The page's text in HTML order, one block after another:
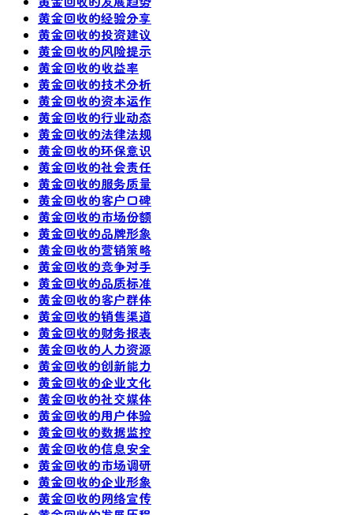
黄金回收的经验分享
黄金回收的投资建议
黄金回收的风险提示
黄金回收的收益率
黄金回收的技术分析
黄金回收的资本运作
黄金回收的行业动态
黄金回收的法律法规
黄金回收的环保意识
黄金回收的社会责任
黄金回收的服务质量
黄金回收的客户口碑
黄金回收的市场份额
黄金回收的品牌形象
黄金回收的营销策略
黄金回收的竞争对手
黄金回收的品质标准
黄金回收的客户群体
黄金回收的销售渠道
黄金回收的财务报表
黄金回收的人力资源
黄金回收的创新能力
黄金回收的企业文化
黄金回收的社交媒体
黄金回收的用户体验
黄金回收的数据监控
黄金回收的信息安全
黄金回收的市场调研
黄金回收的企业形象
黄金回收的网络宣传